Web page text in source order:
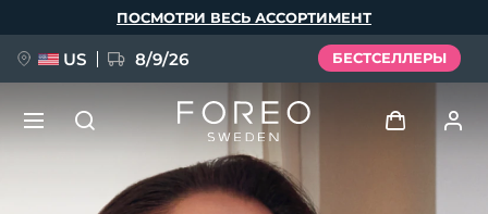
ПОСМОТРИ ВЕСЬ АССОРТИМЕНТ
US 8/9/26 БЕСТСЕЛЛЕРЫ
НОВИНКА